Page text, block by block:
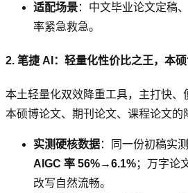
适配场景：中文毕业论文定稿
率紧急救急。
2. 笔捷 AI：轻量化性价比之王，本
本土轻量化双效降重工具，主打快、
本硕博论文、期刊论文、课程论文的
实测硬核数据：同一份初稿实测
AIGC 率 56%→6.1%；万字论
改写自然流畅。